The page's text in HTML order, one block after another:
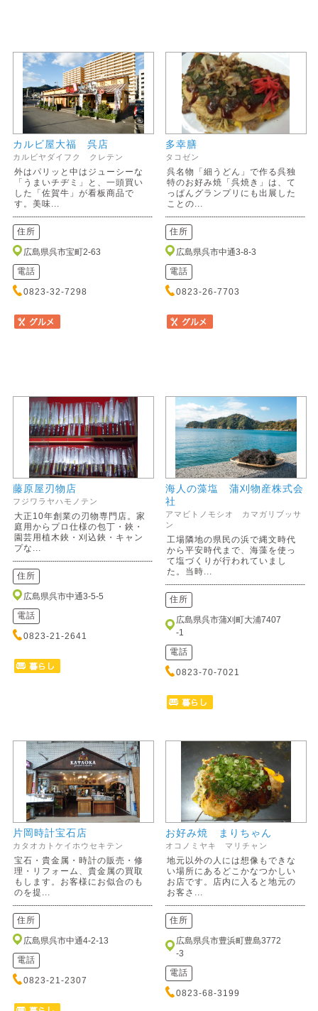
カルビ屋大福 呉店
カルビヤダイフク クレテン
外はパリッと中はジューシーな
「うまいチヂミ」と、一頭買い
した「佐賀牛」が看板商品で
す。美味...
住所
広島県呉市宝町2-63
電話
0823-32-7298
多幸膳
タコゼン
呉名物「細うどん」で作る呉独
特のお好み焼「呉焼き」は、て
っぱんグランプリにも出展した
ことの...
住所
広島県呉市中通3-8-3
電話
0823-26-7703
藤原屋刃物店
フジワラヤハモノテン
大正10年創業の刃物専門店。家
庭用からプロ仕様の包丁・鋏・
園芸用植木鋏・刈込鋏・キャン
プな...
住所
広島県呉市中通3-5-5
電話
0823-21-2641
海人の藻塩 蒲刈物産株式会
社
アマビトノモシオ カマガリブッサ
ン
工場隣地の県民の浜で縄文時代
から平安時代まで、海藻を使っ
て塩づくりが行われていまし
た。当時...
住所
広島県呉市蒲刈町大浦7407
-1
電話
0823-70-7021
片岡時計宝石店
カタオカトケイホウセキテン
宝石・貴金属・時計の販売・修
理・リフォーム、貴金属の買取
もします。お客様にお似合のも
のを提...
住所
広島県呉市中通4-2-13
電話
0823-21-2307
お好み焼 まりちゃん
オコノミヤキ マリチャン
地元以外の人には想像もできな
い場所にあるどこかなつかしい
お店です。店内に入ると地元の
お客さ...
住所
広島県呉市豊浜町豊島3772
-3
電話
0823-68-3199